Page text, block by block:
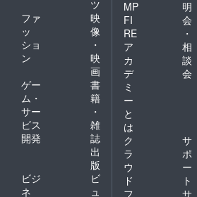
ツ
ファ
ッ
ショ
ン
映
像
・
映
画
ゲー
ム・
サー
ビス
開発
書
籍
・
雑
誌
出
版
ビジ
ネ
ビ
ュ
MP
FI
RE
ア
カ
デ
ミ
ー
と
は
明
会
・
相
談
会
ク
ラ
ウ
ド
フ
サ
ポ
ー
ト
サ